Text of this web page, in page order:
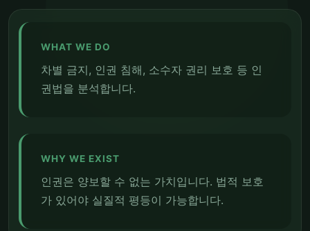
WHAT WE DO
차별 금지, 인권 침해, 소수자 권리 보호 등 인
권법을 분석합니다.
WHY WE EXIST
인권은 양보할 수 없는 가치입니다. 법적 보호
가 있어야 실질적 평등이 가능합니다.